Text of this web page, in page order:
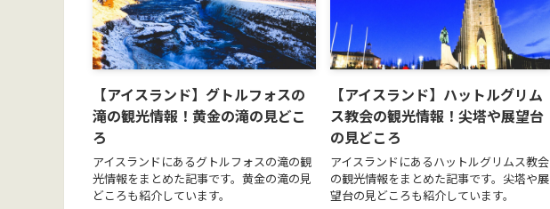
【アイスランド】グトルフォスの
滝の観光情報！黄金の滝の見どこ
ろ
アイスランドにあるグトルフォスの滝の観
光情報をまとめた記事です。黄金の滝の見
どころも紹介しています。
【アイスランド】ハットルグリム
ス教会の観光情報！尖塔や展望台
の見どころ
アイスランドにあるハットルグリムス教会
の観光情報をまとめた記事です。尖塔や展
望台の見どころも紹介しています。